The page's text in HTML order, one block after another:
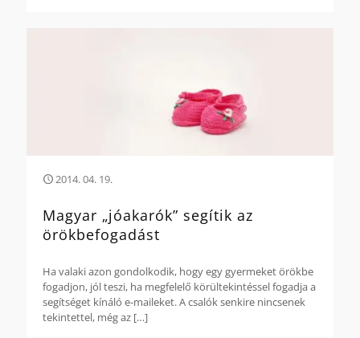
2014. 04. 19.
Magyar „jóakarók” segítik az
örökbefogadást
Ha valaki azon gondolkodik, hogy egy gyermeket örökbe
fogadjon, jól teszi, ha megfelelő körültekintéssel fogadja a
segítséget kínáló e-maileket. A csalók senkire nincsenek
tekintettel, még az […]